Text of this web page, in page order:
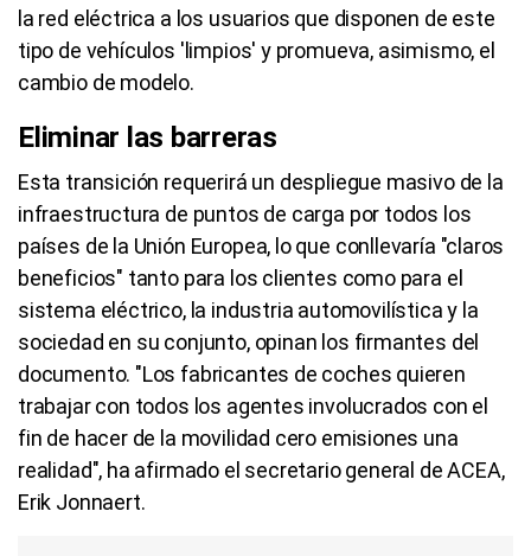
la red eléctrica a los usuarios que disponen de este
tipo de vehículos 'limpios' y promueva, asimismo, el
cambio de modelo.
Eliminar las barreras
Esta transición requerirá un despliegue masivo de la
infraestructura de puntos de carga por todos los
países de la Unión Europea, lo que conllevaría "claros
beneficios" tanto para los clientes como para el
sistema eléctrico, la industria automovilística y la
sociedad en su conjunto, opinan los firmantes del
documento. "Los fabricantes de coches quieren
trabajar con todos los agentes involucrados con el
fin de hacer de la movilidad cero emisiones una
realidad", ha afirmado el secretario general de ACEA,
Erik Jonnaert.